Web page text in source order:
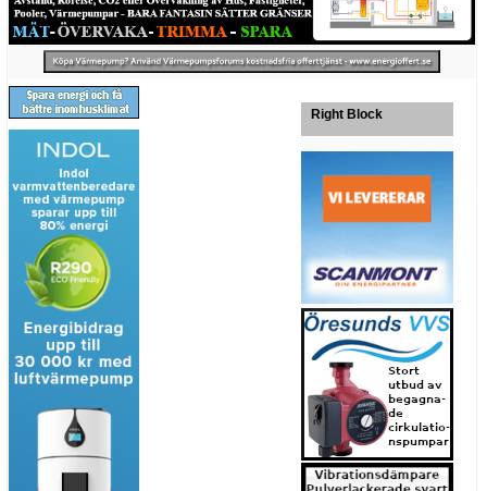
Right Block